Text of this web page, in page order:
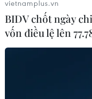
vietnamplus.vn
BIDV chốt ngày
vốn điều lệ lên